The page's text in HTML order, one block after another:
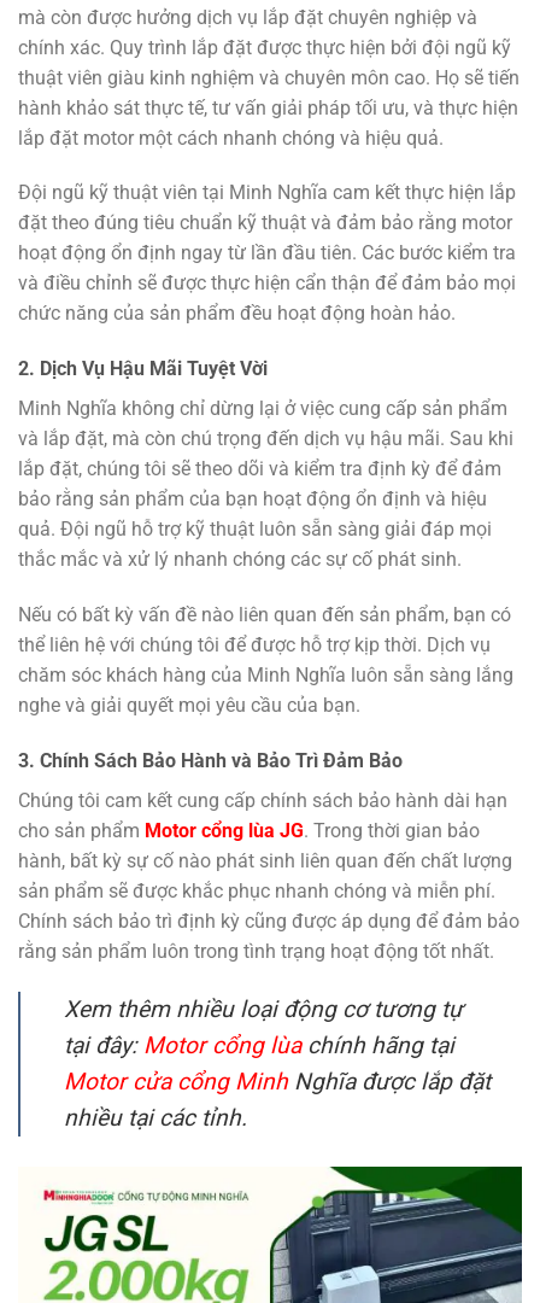
mà còn được hưởng dịch vụ lắp đặt chuyên nghiệp và
chính xác. Quy trình lắp đặt được thực hiện bởi đội ngũ kỹ
thuật viên giàu kinh nghiệm và chuyên môn cao. Họ sẽ tiến
hành khảo sát thực tế, tư vấn giải pháp tối ưu, và thực hiện
lắp đặt motor một cách nhanh chóng và hiệu quả.
Đội ngũ kỹ thuật viên tại Minh Nghĩa cam kết thực hiện lắp
đặt theo đúng tiêu chuẩn kỹ thuật và đảm bảo rằng motor
hoạt động ổn định ngay từ lần đầu tiên. Các bước kiểm tra
và điều chỉnh sẽ được thực hiện cẩn thận để đảm bảo mọi
chức năng của sản phẩm đều hoạt động hoàn hảo.
2. Dịch Vụ Hậu Mãi Tuyệt Vời
Minh Nghĩa không chỉ dừng lại ở việc cung cấp sản phẩm
và lắp đặt, mà còn chú trọng đến dịch vụ hậu mãi. Sau khi
lắp đặt, chúng tôi sẽ theo dõi và kiểm tra định kỳ để đảm
bảo rằng sản phẩm của bạn hoạt động ổn định và hiệu
quả. Đội ngũ hỗ trợ kỹ thuật luôn sẵn sàng giải đáp mọi
thắc mắc và xử lý nhanh chóng các sự cố phát sinh.
Nếu có bất kỳ vấn đề nào liên quan đến sản phẩm, bạn có
thể liên hệ với chúng tôi để được hỗ trợ kịp thời. Dịch vụ
chăm sóc khách hàng của Minh Nghĩa luôn sẵn sàng lắng
nghe và giải quyết mọi yêu cầu của bạn.
3. Chính Sách Bảo Hành và Bảo Trì Đảm Bảo
Chúng tôi cam kết cung cấp chính sách bảo hành dài hạn
cho sản phẩm Motor cổng lùa JG. Trong thời gian bảo
hành, bất kỳ sự cố nào phát sinh liên quan đến chất lượng
sản phẩm sẽ được khắc phục nhanh chóng và miễn phí.
Chính sách bảo trì định kỳ cũng được áp dụng để đảm bảo
rằng sản phẩm luôn trong tình trạng hoạt động tốt nhất.
Xem thêm nhiều loại động cơ tương tự
tại đây: Motor cổng lùachính hãng tại
Motor cửa cổng MinhNghĩa được lắp đặt
nhiều tại các tỉnh.